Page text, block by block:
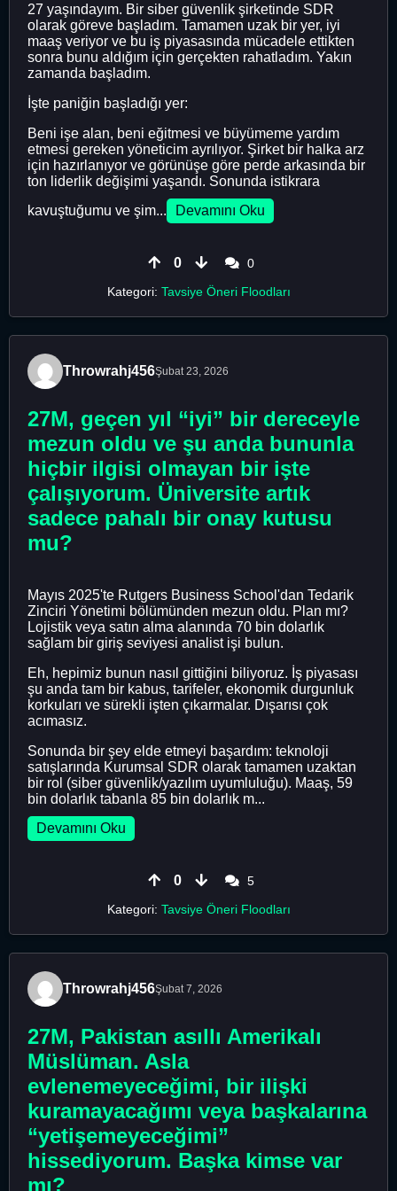
27 yaşındayım. Bir siber güvenlik şirketinde SDR
olarak göreve başladım. Tamamen uzak bir yer, iyi
maaş veriyor ve bu iş piyasasında mücadele ettikten
sonra bunu aldığım için gerçekten rahatladım. Yakın
zamanda başladım.
İşte paniğin başladığı yer:
Beni işe alan, beni eğitmesi ve büyümeme yardım
etmesi gereken yöneticim ayrılıyor. Şirket bir halka arz
için hazırlanıyor ve görünüşe göre perde arkasında bir
ton liderlik değişimi yaşandı. Sonunda istikrara
kavuştuğumu ve şim...
Devamını Oku
0
0
Kategori: Tavsiye Öneri Floodları
Throwrahj456Şubat 23, 2026
27M, geçen yıl “iyi” bir dereceyle
mezun oldu ve şu anda bununla
hiçbir ilgisi olmayan bir işte
çalışıyorum. Üniversite artık
sadece pahalı bir onay kutusu
mu?
Mayıs 2025'te Rutgers Business School'dan Tedarik
Zinciri Yönetimi bölümünden mezun oldu. Plan mı?
Lojistik veya satın alma alanında 70 bin dolarlık
sağlam bir giriş seviyesi analist işi bulun.
Eh, hepimiz bunun nasıl gittiğini biliyoruz. İş piyasası
şu anda tam bir kabus, tarifeler, ekonomik durgunluk
korkuları ve sürekli işten çıkarmalar. Dışarısı çok
acımasız.
Sonunda bir şey elde etmeyi başardım: teknoloji
satışlarında Kurumsal SDR olarak tamamen uzaktan
bir rol (siber güvenlik/yazılım uyumluluğu). Maaş, 59
bin dolarlık tabanla 85 bin dolarlık m...
Devamını Oku
0
5
Kategori: Tavsiye Öneri Floodları
Throwrahj456Şubat 7, 2026
27M, Pakistan asıllı Amerikalı
Müslüman. Asla
evlenemeyeceğimi, bir ilişki
kuramayacağımı veya başkalarına
“yetişemeyeceğimi”
hissediyorum. Başka kimse var
mı?